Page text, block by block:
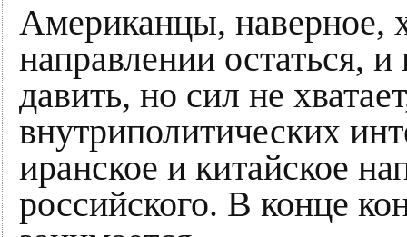
Американцы, наверное,
направлении остаться,
давить, но сил не
внутриполитических
иранское и китайское
российского. В конце